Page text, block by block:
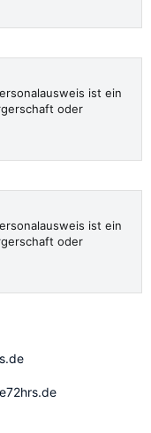
ist ein
oder
ist ein
oder